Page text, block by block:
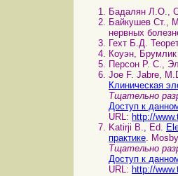
Бадалян Л.О.,
Байкушев Ст.,
нервных
Гехт Б.Д.
Коуэн,
Персон Р. С.,
Joe F. Jabre,
Клиническая
Тщательно
Доступ к
URL: http://
Katirji B., Ed.
практике.
Тщательно
Доступ к
URL: http://